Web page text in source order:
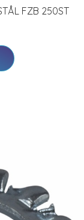
FZB 250ST